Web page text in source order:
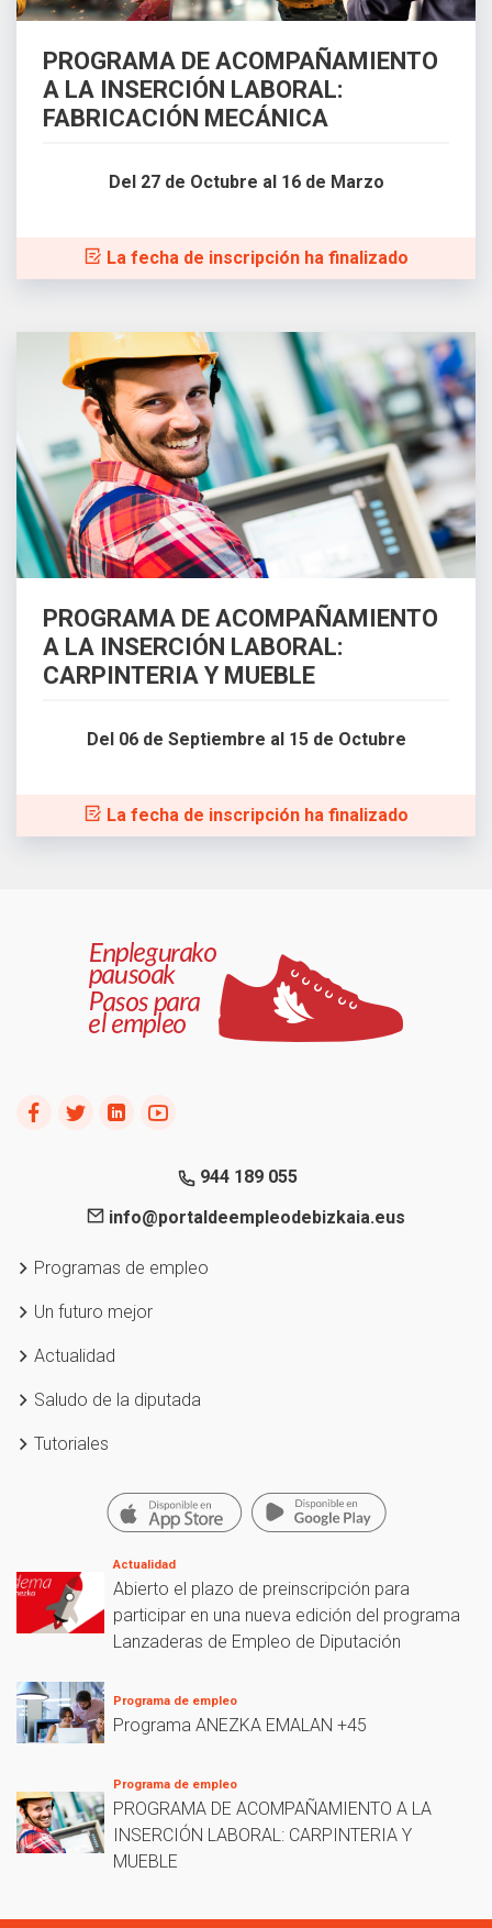
PROGRAMA DE ACOMPAÑAMIENTO
A LA INSERCIÓN LABORAL:
FABRICACIÓN MECÁNICA
Del 27 de Octubre al 16 de Marzo
La fecha de inscripción ha finalizado
PROGRAMA DE ACOMPAÑAMIENTO
A LA INSERCIÓN LABORAL:
CARPINTERIA Y MUEBLE
Del 06 de Septiembre al 15 de Octubre
La fecha de inscripción ha finalizado
944 189 055
info@portaldeempleodebizkaia.eus
Programas de empleo
Un futuro mejor
Actualidad
Saludo de la diputada
Tutoriales
Actualidad
Abierto el plazo de preinscripción para
participar en una nueva edición del programa
Lanzaderas de Empleo de Diputación
Programa de empleo
Programa ANEZKA EMALAN +45
Programa de empleo
PROGRAMA DE ACOMPAÑAMIENTO A LA
INSERCIÓN LABORAL: CARPINTERIA Y
MUEBLE